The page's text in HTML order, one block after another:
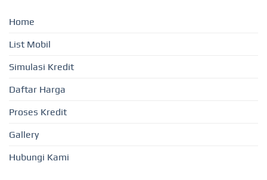
Home
List Mobil
Simulasi Kredit
Daftar Harga
Proses Kredit
Gallery
Hubungi Kami